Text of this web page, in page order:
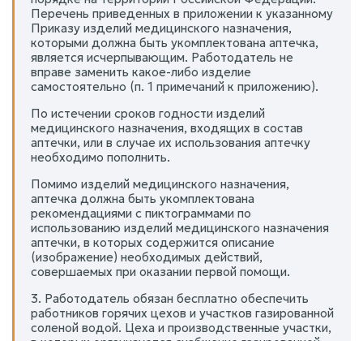
Перечень приведенных в приложении к указанному
Приказу изделий медицинского назначения,
которыми должна быть укомплектована аптечка,
является исчерпывающим. Работодатель не
вправе заменить какое-либо изделие
самостоятельно (п. 1 примечаний к приложению).
По истечении сроков годности изделий
медицинского назначения, входящих в состав
аптечки, или в случае их использования аптечку
необходимо пополнить.
Помимо изделий медицинского назначения,
аптечка должна быть укомплектована
рекомендациями с пиктограммами по
использованию изделий медицинского назначения
аптечки, в которых содержится описание
(изображение) необходимых действий,
совершаемых при оказании первой помощи.
3. Работодатель обязан бесплатно обеспечить
работников горячих цехов и участков газированной
соленой водой. Цеха и производственные участки,